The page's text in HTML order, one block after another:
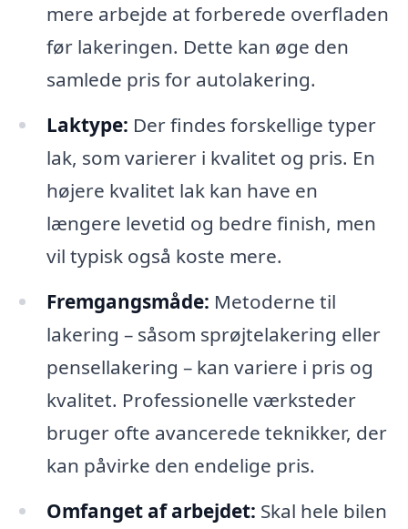
mere arbejde at forberede overfladen
før lakeringen. Dette kan øge den
samlede pris for autolakering.
Laktype: Der findes forskellige typer
lak, som varierer i kvalitet og pris. En
højere kvalitet lak kan have en
længere levetid og bedre finish, men
vil typisk også koste mere.
Fremgangsmåde: Metoderne til
lakering – såsom sprøjtelakering eller
pensellakering – kan variere i pris og
kvalitet. Professionelle værksteder
bruger ofte avancerede teknikker, der
kan påvirke den endelige pris.
Omfanget af arbejdet: Skal hele bilen